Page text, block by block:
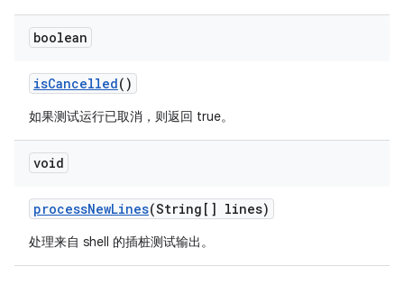
boolean
isCancelled()
如果测试运行已取消，则返回 true。
void
processNewLines(String[] lines)
处理来自 shell 的插桩测试输出。